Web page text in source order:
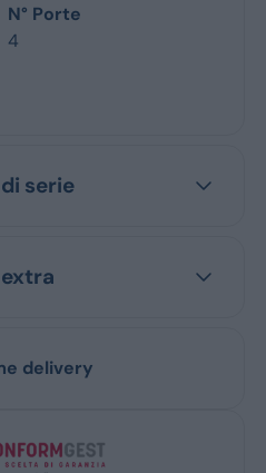
N° Porte
4
serie
delivery